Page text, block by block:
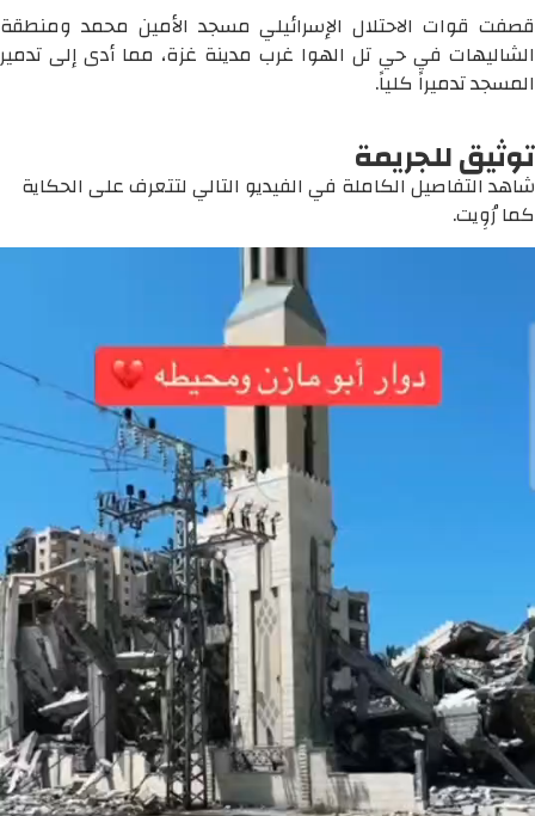
قصفت قوات الاحتلال الإسرائيلي مسجد الأمين محمد ومنطقة
الشاليهات في حي تل الهوا غرب مدينة غزة، مما أدى إلى تدمير
المسجد تدميراً كلياً.
توثيق للجريمة
شاهد التفاصيل الكاملة في الفيديو التالي لتتعرف على الحكاية
كما رُوِيت.